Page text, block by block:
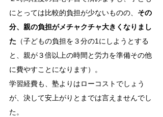
にとっては比較的負担が少ないものの、 その
分、親の負担がメチャクチャ大きくなりまし
た （子どもの負担を３分の1にしようとする
と、親が３倍以上の時間と労力を準備その他
に費やすことになります）。
学習経費も、塾よりはローコストでしょう
が、決して安上がりとまでは言えませんでし
た。